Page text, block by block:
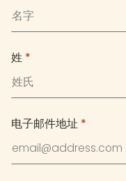
姓 *
电子邮件地址 *